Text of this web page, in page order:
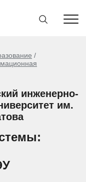
инженерно-
им.